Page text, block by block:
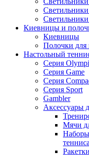
Киевницы и
Киевницы
Полочки для
Настольный
Серия
Серия Game
Серия
Серия Sport
Gambler
Аксессуары
Мячи
Наборы
тенниса